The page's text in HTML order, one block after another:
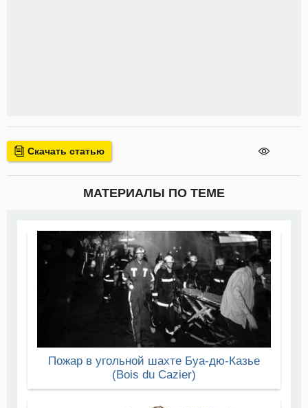
Скачать статью
МАТЕРИАЛЫ ПО ТЕМЕ
Пожар в угольной шахте Буа-дю-Казье
(Bois du Cazier)